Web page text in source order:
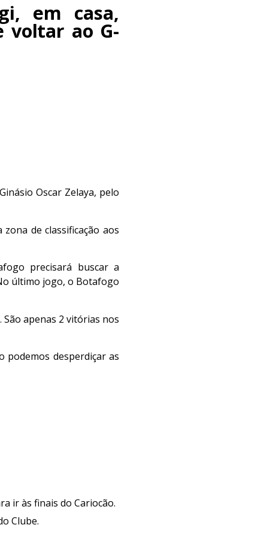
em casa,
voltar ao G-
Oscar Zelaya, pelo
de classificação aos
precisará buscar a
último jogo, o Botafogo
apenas 2 vitórias nos
podemos desperdiçar as
ir às finais do Cariocão.
Clube.